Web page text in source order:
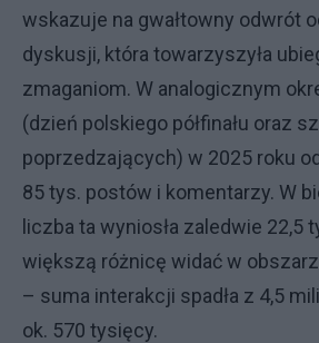
wskazuje na gwałtowny odwrót
dyskusji, która towarzyszyła
zmaganiom. W analogicznym
(dzień polskiego półfinału oraz
poprzedzających) w 2025 roku
85 tys. postów i komentarzy. W
liczba ta wyniosła zaledwie 22,5
większą różnicę widać w
– suma interakcji spadła z 4,5
ok. 570 tysięcy.